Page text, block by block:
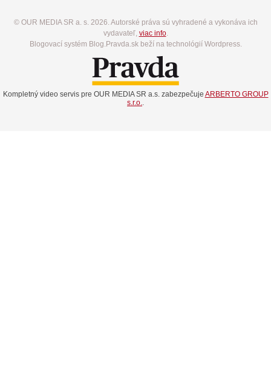
© OUR MEDIA SR a. s. 2026. Autorské práva sú vyhradené a vykonáva ich
vydavateľ, viac info.
Blogovací systém Blog.Pravda.sk beží na technológií Wordpress.
Kompletný video servis pre OUR MEDIA SR a.s. zabezpečuje ARBERTO GROUP
s.r.o.